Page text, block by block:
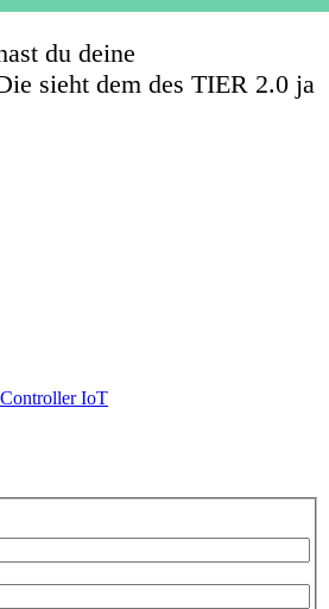
du deine
sieht dem des TIER 2.0 ja
IoT